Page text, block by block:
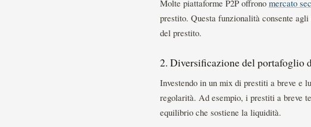
Molte piattaforme P2P offrono mercato
prestito. Questa funzionalità consente
del prestito.
2. Diversificazione del portafoglio
Investendo in un mix di prestiti a breve e
regolarità. Ad esempio, i prestiti a breve
equilibrio che sostiene la liquidità.